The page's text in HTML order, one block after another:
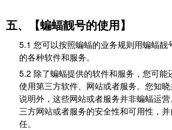
五、【蝙蝠靓号的使用】
5.1 您可以按照蝙蝠的业务规则用蝙蝠靓
的各种软件和服务。
5.2 除了蝙蝠提供的软件和服务，您可能
使用第三方软件、网站或者服务。您知
说明外，这些网站或者服务并非蝙蝠运
三方网站或者服务的安全性和可用性，
任。